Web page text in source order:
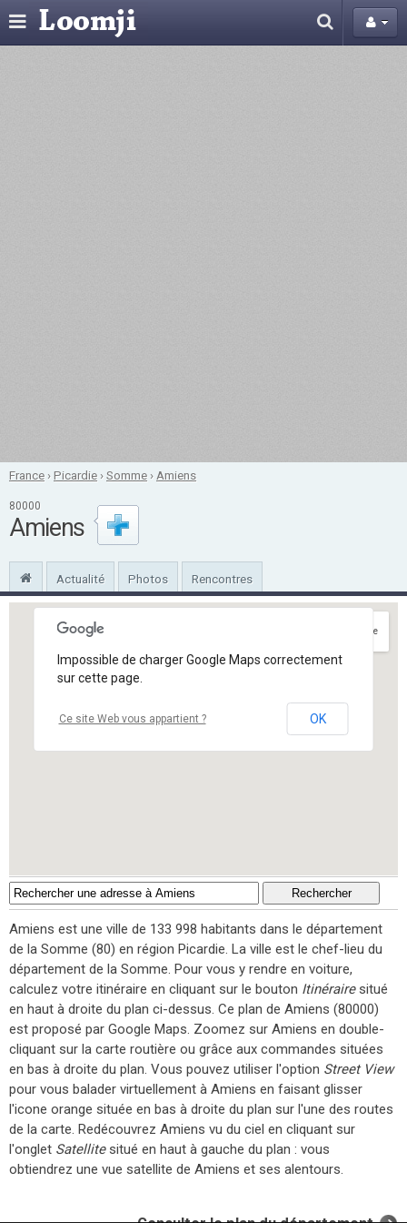
France ›Picardie ›Somme › Amiens
80000
Amiens
Actualité Photos Rencontres
Impossible de charger Google Maps correctement
sur cette page.
Ce site Web vous appartient ? OK
Itinéraire
Amiens est une ville de 133 998 habitants dans le département
de la Somme (80) en région Picardie. La ville est le chef-lieu du
département de la Somme. Pour vous y rendre en voiture,
calculez votre itinéraire en cliquant sur le bouton Itinérairesitué
en haut à droite du plan ci-dessus. Ce plan de Amiens (80000)
est proposé par Google Maps. Zoomez sur Amiens en double-
cliquant sur la carte routière ou grâce aux commandes situées
en bas à droite du plan. Vous pouvez utiliser l'option Street View
pour vous balader virtuellement à Amiens en faisant glisser
l'icone orange située en bas à droite du plan sur l'une des routes
de la carte. Redécouvrez Amiens vu du ciel en cliquant sur
l'onglet Satellitesitué en haut à gauche du plan : vous
obtiendrez une vue satellite de Amiens et ses alentours.